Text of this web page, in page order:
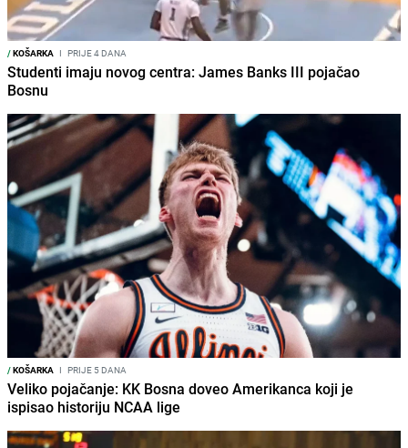
/KOŠARKA I PRIJE 4 DANA
Studenti imaju novog centra: James Banks III pojačao
Bosnu
/KOŠARKA I PRIJE 5 DANA
Veliko pojačanje: KK Bosna doveo Amerikanca koji je
ispisao historiju NCAA lige